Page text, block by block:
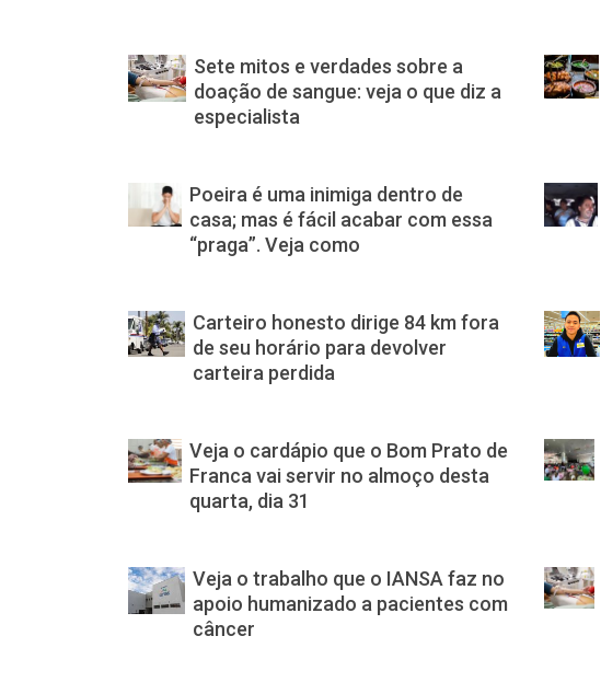
Sete mitos e verdades sobre a
doação de sangue: veja o que diz a
especialista
Poeira é uma inimiga dentro de
casa; mas é fácil acabar com essa
“praga”. Veja como
Carteiro honesto dirige 84 km fora
de seu horário para devolver
carteira perdida
Veja o cardápio que o Bom Prato de
Franca vai servir no almoço desta
quarta, dia 31
Veja o trabalho que o IANSA faz no
apoio humanizado a pacientes com
câncer